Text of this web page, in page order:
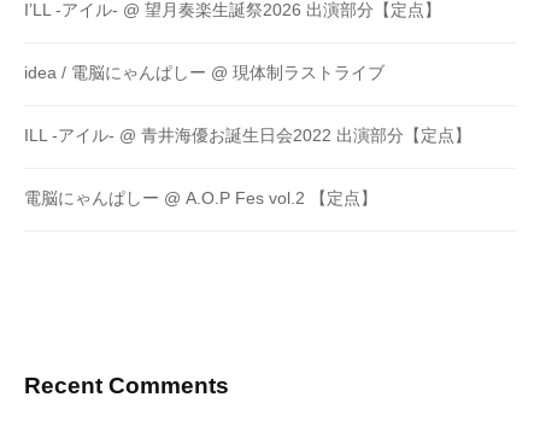
I’LL -アイル- @ 望月奏楽生誕祭2026 出演部分【定点】
idea / 電脳にゃんぱしー @ 現体制ラストライブ
ILL -アイル- @ 青井海優お誕生日会2022 出演部分【定点】
電脳にゃんぱしー @ A.O.P Fes vol.2 【定点】
Recent Comments